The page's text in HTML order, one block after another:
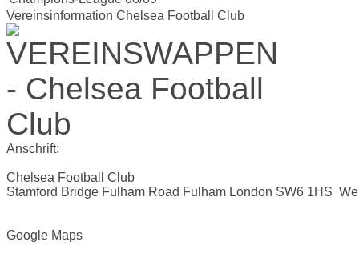
Vereinsinformation Chelsea Football Club
Anschrift:
Chelsea Football Club
Stamford Bridge Fulham Road Fulham London SW6 1HS
Google Maps